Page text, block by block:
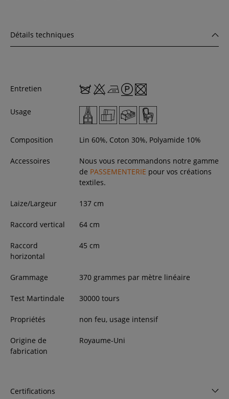
Détails techniques
Entretien
Usage
Composition Lin 60%, Coton 30%, Polyamide 10%
Accessoires
Nous vous recommandons notre gamme
de PASSEMENTERIE pour vos créations
textiles.
Laize/Largeur 137 cm
Raccord vertical 64 cm
Raccord
horizontal
45 cm
Grammage 370 grammes par mètre linéaire
Test Martindale 30000 tours
Propriétés non feu, usage intensif
Origine de
fabrication
Royaume-Uni
Certifications